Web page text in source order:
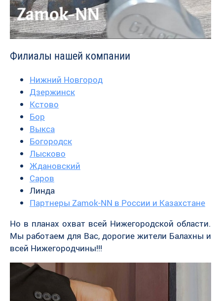
Филиалы нашей компании
Нижний Новгород
Дзержинск
Кстово
Бор
Выкса
Богородск
Лысково
Ждановский
Саров
Линда
Партнеры Zamok-NN в России и Казахстане
Но в планах охват всей Нижегородской области.
Мы работаем для Вас, дорогие жители Балахны и
всей Нижегородчины!!!